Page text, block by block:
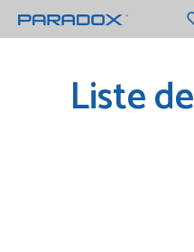
Liste